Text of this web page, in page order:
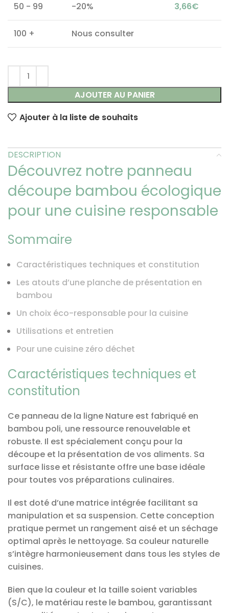
50 - 99 -20% 3,66€
100 + Nous consulter
AJOUTER AU PANIER
Ajouter à la liste de souhaits
DESCRIPTION
Découvrez notre panneau
découpe bambou écologique
pour une cuisine responsable
Sommaire
Caractéristiques techniques et constitution
Les atouts d’une planche de présentation en
bambou
Un choix éco-responsable pour la cuisine
Utilisations et entretien
Pour une cuisine zéro déchet
Caractéristiques techniques et
constitution
Ce panneau de la ligne Nature est fabriqué en
bambou poli, une ressource renouvelable et
robuste. Il est spécialement conçu pour la
découpe et la présentation de vos aliments. Sa
surface lisse et résistante offre une base idéale
pour toutes vos préparations culinaires.
Il est doté d’une matrice intégrée facilitant sa
manipulation et sa suspension. Cette conception
pratique permet un rangement aisé et un séchage
optimal après le nettoyage. Sa couleur naturelle
s’intègre harmonieusement dans tous les styles de
cuisines.
Bien que la couleur et la taille soient variables
(S/C), le matériau reste le bambou, garantissant